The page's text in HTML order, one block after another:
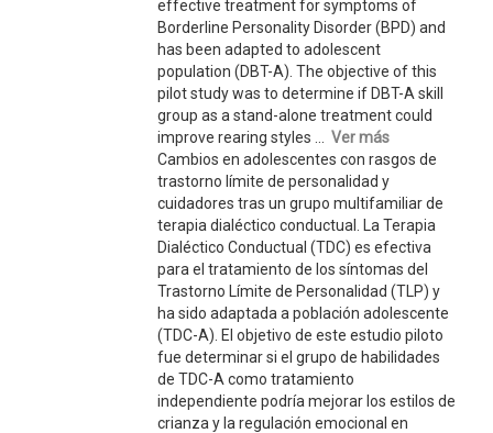
effective treatment for symptoms of
Borderline Personality Disorder (BPD) and
has been adapted to adolescent
population (DBT-A). The objective of this
pilot study was to determine if DBT-A skill
group as a stand-alone treatment could
improve rearing styles ... Ver más
Cambios en adolescentes con rasgos de
trastorno límite de personalidad y
cuidadores tras un grupo multifamiliar de
terapia dialéctico conductual. La Terapia
Dialéctico Conductual (TDC) es efectiva
para el tratamiento de los síntomas del
Trastorno Límite de Personalidad (TLP) y
ha sido adaptada a población adolescente
(TDC-A). El objetivo de este estudio piloto
fue determinar si el grupo de habilidades
de TDC-A como tratamiento
independiente podría mejorar los estilos de
crianza y la regulación emocional en